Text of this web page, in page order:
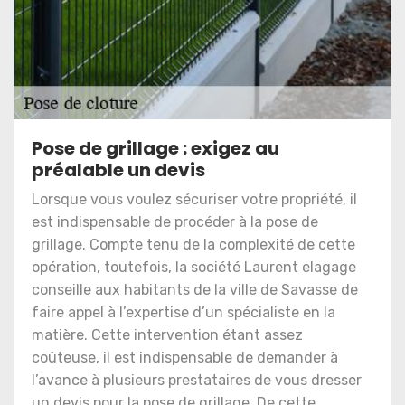
Pose de grillage : exigez au
préalable un devis
Lorsque vous voulez sécuriser votre propriété, il
est indispensable de procéder à la pose de
grillage. Compte tenu de la complexité de cette
opération, toutefois, la société Laurent elagage
conseille aux habitants de la ville de Savasse de
faire appel à l’expertise d’un spécialiste en la
matière. Cette intervention étant assez
coûteuse, il est indispensable de demander à
l’avance à plusieurs prestataires de vous dresser